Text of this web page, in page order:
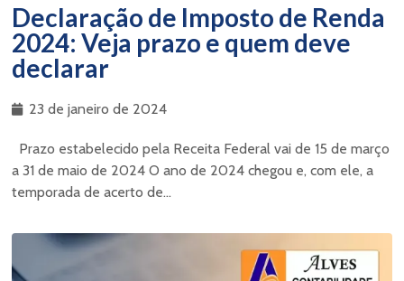
Declaração de Imposto de Renda
2024: Veja prazo e quem deve
declarar
23 de janeiro de 2024
Prazo estabelecido pela Receita Federal vai de 15 de março
a 31 de maio de 2024 O ano de 2024 chegou e, com ele, a
temporada de acerto de...